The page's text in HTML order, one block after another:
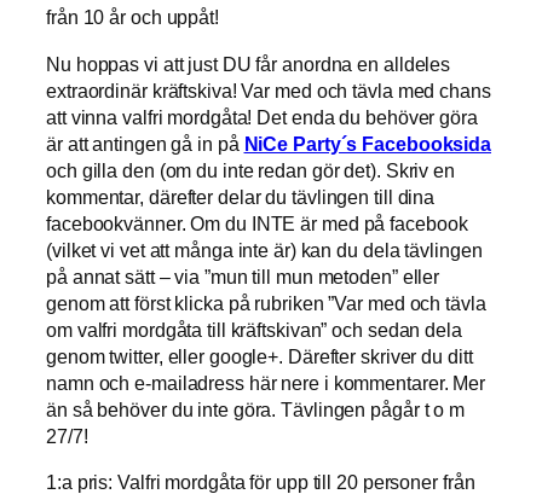
från 10 år och uppåt!
Nu hoppas vi att just DU får anordna en alldeles
extraordinär kräftskiva! Var med och tävla med chans
att vinna valfri mordgåta! Det enda du behöver göra
är att antingen gå in på NiCe Party´s Facebooksida
och gilla den (om du inte redan gör det). Skriv en
kommentar, därefter delar du tävlingen till dina
facebookvänner. Om du INTE är med på facebook
(vilket vi vet att många inte är) kan du dela tävlingen
på annat sätt – via ”mun till mun metoden” eller
genom att först klicka på rubriken ”Var med och tävla
om valfri mordgåta till kräftskivan” och sedan dela
genom twitter, eller google+. Därefter skriver du ditt
namn och e-mailadress här nere i kommentarer. Mer
än så behöver du inte göra. Tävlingen pågår t o m
27/7!
1:a pris: Valfri mordgåta för upp till 20 personer från